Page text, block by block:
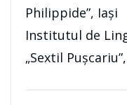
Philippide”, Iaşi
Institutul de
„Sextil Pușcariu”